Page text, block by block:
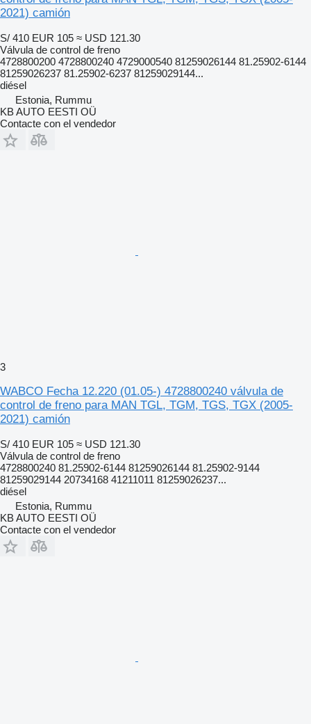
2021) camión
S/ 410 EUR 105 ≈ USD 121.30
Válvula de control de freno
4728800200 4728800240 4729000540 81259026144 81.25902-6144
81259026237 81.25902-6237 81259029144...
diésel
Estonia, Rummu
KB AUTO EESTI OÜ
Contacte con el vendedor
3
WABCO Fecha 12.220 (01.05-) 4728800240 válvula de
control de freno para MAN TGL, TGM, TGS, TGX (2005-
2021) camión
S/ 410 EUR 105 ≈ USD 121.30
Válvula de control de freno
4728800240 81.25902-6144 81259026144 81.25902-9144
81259029144 20734168 41211011 81259026237...
diésel
Estonia, Rummu
KB AUTO EESTI OÜ
Contacte con el vendedor